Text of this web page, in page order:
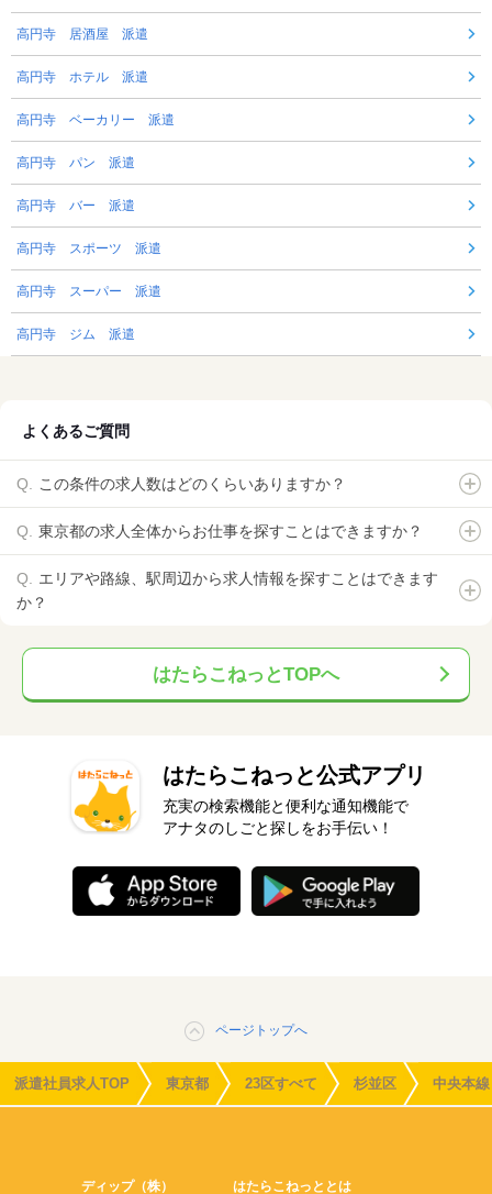
高円寺 居酒屋 派遣
高円寺 ホテル 派遣
高円寺 ベーカリー 派遣
高円寺 パン 派遣
高円寺 バー 派遣
高円寺 スポーツ 派遣
高円寺 スーパー 派遣
高円寺 ジム 派遣
よくあるご質問
この条件の求人数はどのくらいありますか？
東京都の求人全体からお仕事を探すことはできますか？
エリアや路線、駅周辺から求人情報を探すことはできます
か？
はたらこねっとTOPへ
はたらこねっと公式アプリ
充実の検索機能と便利な通知機能で
アナタのしごと探しをお手伝い！
ページトップへ
派遣社員求人TOP 東京都 23区すべて 杉並区 中央本線
ディップ（株） はたらこねっととは